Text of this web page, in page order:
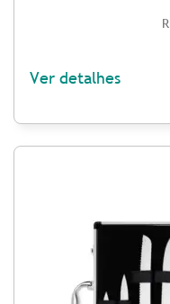
Ver detalhes